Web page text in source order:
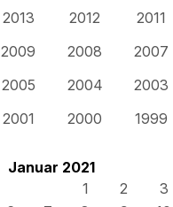
2013 2012
2011
2009 2008
2007
2005 2004
2003
2001 2000 1999
Januar 2021
1
2
3